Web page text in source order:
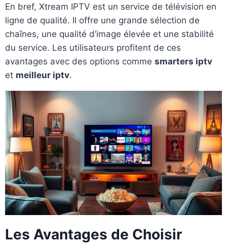
En bref, Xtream IPTV est un service de télévision en
ligne de qualité. Il offre une grande sélection de
chaînes, une qualité d’image élevée et une stabilité
du service. Les utilisateurs profitent de ces
avantages avec des options comme smarters iptv
et meilleur iptv.
Les Avantages de Choisir